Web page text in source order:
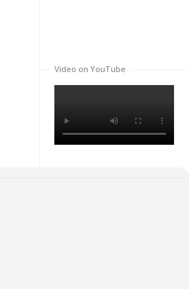
Video on YouTube